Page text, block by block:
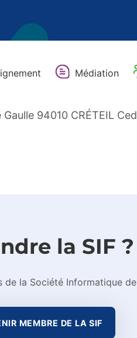
Médiation
94010 CRÉTEIL
la SIF ?
de la Société Informatique
MEMBRE DE LA SIF